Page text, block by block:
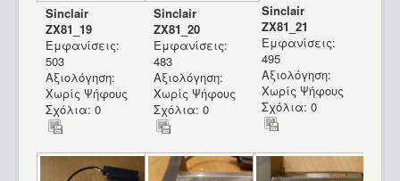
Sinclair
ZX81_19
Εμφανίσεις:
503
Αξιολόγηση:
Χωρίς Ψήφους
Σχόλια: 0
Sinclair
ZX81_20
Εμφανίσεις:
483
Αξιολόγηση:
Χωρίς Ψήφους
Σχόλια: 0
Sinclair
ZX81_21
Εμφανίσεις:
495
Αξιολόγηση:
Χωρίς Ψήφους
Σχόλια: 0